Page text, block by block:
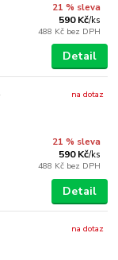
21 % sleva
590 Kč/ks
488 Kč bez DPH
Detail
21 % sleva
590 Kč/ks
488 Kč bez DPH
na dotaz
Detail
na dotaz